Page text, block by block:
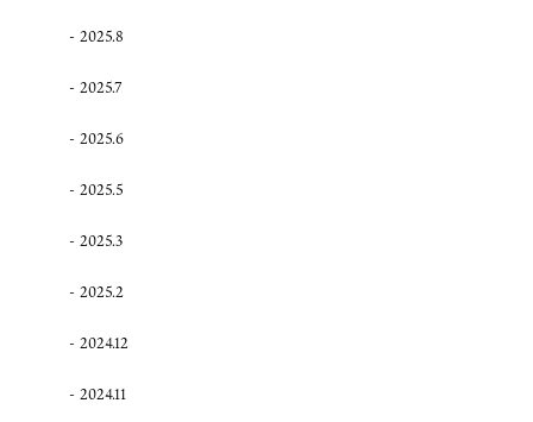
2025.8
2025.7
2025.6
2025.5
2025.3
2025.2
2024.12
2024.11